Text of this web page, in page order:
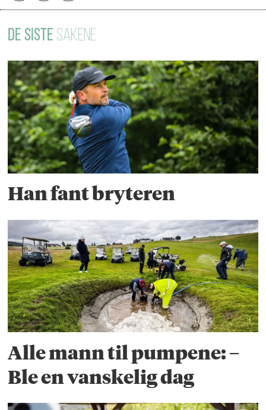
DE SISTE SAKENE
Han fant bryteren
Alle mann til pumpene: –
Ble en vanskelig dag